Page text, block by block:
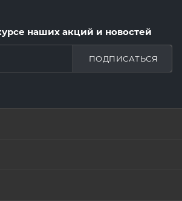
наших акций и новостей
ПОДПИСАТЬСЯ